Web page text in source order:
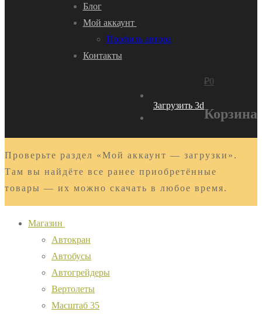
Блог
Мой аккаунт
Профиль автора
Контакты
Загрузить 3d
₽0
Корзина
Проверьте раздел «Мой аккаунт — загрузки».
Там вы найдёте все ранее приобретённые
товары — их можно скачать в любое время.
Магазин
Автокран
Автобусы
Автогрейдеры
Вертолеты
Масштаб 35